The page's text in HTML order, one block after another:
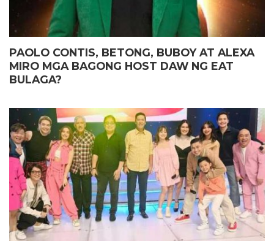
PAOLO CONTIS, BETONG, BUBOY AT ALEXA
MIRO MGA BAGONG HOST DAW NG EAT
BULAGA?